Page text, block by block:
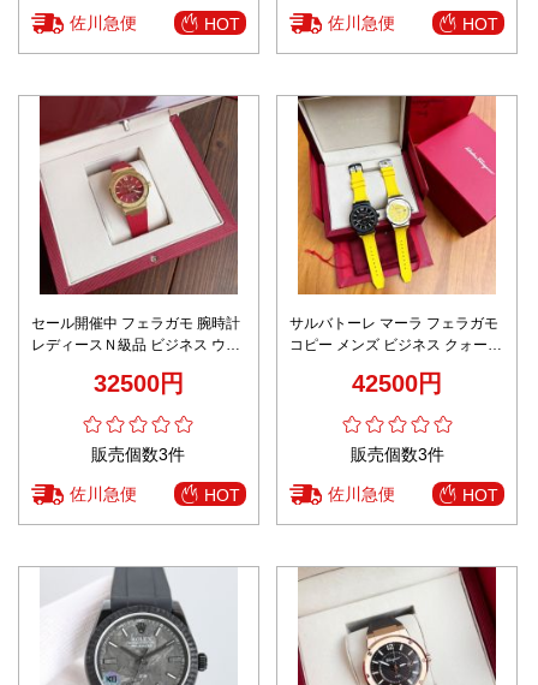
佐川急便 HOT 佐川急便 HOT
セール開催中 フェラガモ 腕時計
レディースＮ級品 ビジネス ウォ
ース レッド32500円
販売個数3件
佐川急便 HOT
サルバトーレ マーラ フェラガモ
コピー メンズ ビジネス クォーツ
42500円
販売個数3件
佐川急便 HOT